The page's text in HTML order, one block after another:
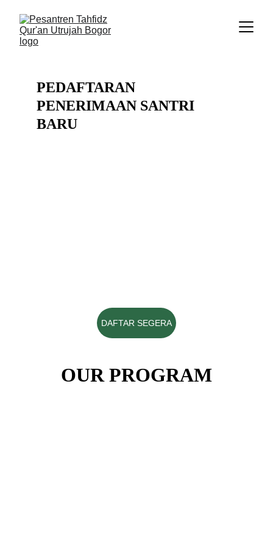
PEDAFTARAN
PENERIMAAN SANTRI
BARU
DAFTAR SEGERA
OUR PROGRAM